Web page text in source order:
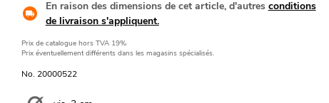
En raison des dimensions de cet article, d'autres conditions
de livraison s'appliquent.
Prix de catalogue hors TVA 19%
Prix éventuellement différents dans les magasins spécialisés.
No. 20000522